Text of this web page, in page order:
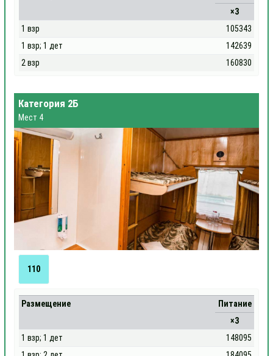
×3
1 взр
105343
1 взр; 1 дет
142639
2 взр
160830
Категория 2Б
Мест 4
110
Размещение
Питание
×3
1 взр; 1 дет
148095